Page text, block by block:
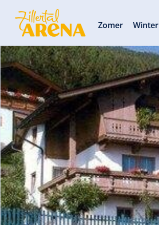
Zomer Winter